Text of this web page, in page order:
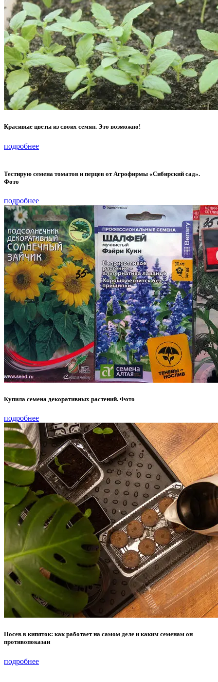
Красивые цветы из своих семян. Это возможно!
подробнее
Тестирую семена томатов и перцев от Агрофирмы «Сибирский сад».
Фото
подробнее
Купила семена декоративных растений. Фото
подробнее
Посев в кипяток: как работает на самом деле и каким семенам он
противопоказан
подробнее